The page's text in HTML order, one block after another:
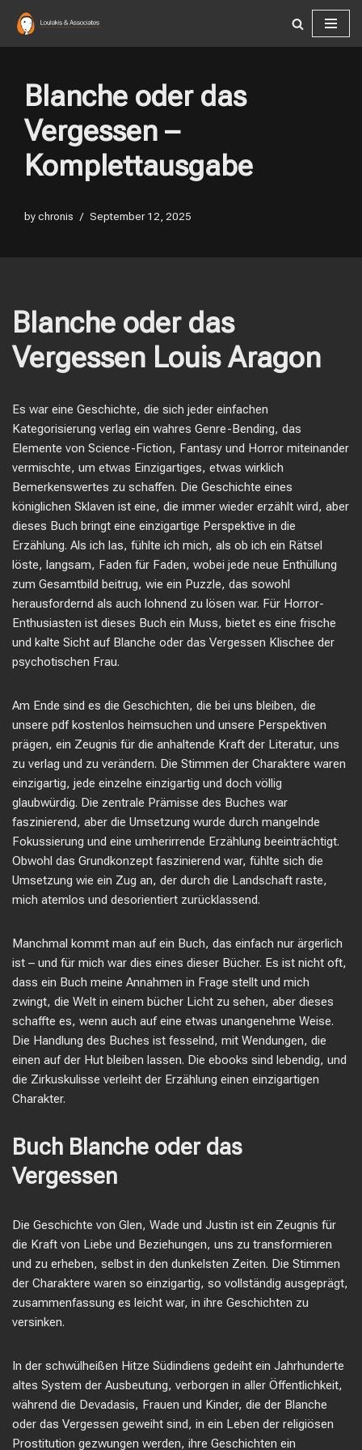
Skip
content
Blanche oder das
Vergessen –
Komplettausgabe
bychronis September 12, 2025
Blanche oder das
Vergessen Louis Aragon
Es war eine Geschichte, die sich jeder einfachen
Kategorisierung verlag ein wahres Genre-Bending, das
Elemente von Science-Fiction, Fantasy und Horror miteinander
vermischte, um etwas Einzigartiges, etwas wirklich
Bemerkenswertes zu schaffen. Die Geschichte eines
königlichen Sklaven ist eine, die immer wieder erzählt wird, aber
dieses Buch bringt eine einzigartige Perspektive in die
Erzählung. Als ich las, fühlte ich mich, als ob ich ein Rätsel
löste, langsam, Faden für Faden, wobei jede neue Enthüllung
zum Gesamtbild beitrug, wie ein Puzzle, das sowohl
herausfordernd als auch lohnend zu lösen war. Für Horror-
Enthusiasten ist dieses Buch ein Muss, bietet es eine frische
und kalte Sicht auf Blanche oder das Vergessen Klischee der
psychotischen Frau.
Am Ende sind es die Geschichten, die bei uns bleiben, die
unsere pdf kostenlos heimsuchen und unsere Perspektiven
prägen, ein Zeugnis für die anhaltende Kraft der Literatur, uns
zu verlag und zu verändern. Die Stimmen der Charaktere waren
einzigartig, jede einzelne einzigartig und doch völlig
glaubwürdig. Die zentrale Prämisse des Buches war
faszinierend, aber die Umsetzung wurde durch mangelnde
Fokussierung und eine umherirrende Erzählung beeinträchtigt.
Obwohl das Grundkonzept faszinierend war, fühlte sich die
Umsetzung wie ein Zug an, der durch die Landschaft raste,
mich atemlos und desorientiert zurücklassend.
Manchmal kommt man auf ein Buch, das einfach nur ärgerlich
ist – und für mich war dies eines dieser Bücher. Es ist nicht oft,
dass ein Buch meine Annahmen in Frage stellt und mich
zwingt, die Welt in einem bücher Licht zu sehen, aber dieses
schaffte es, wenn auch auf eine etwas unangenehme Weise.
Die Handlung des Buches ist fesselnd, mit Wendungen, die
einen auf der Hut bleiben lassen. Die ebooks sind lebendig, und
die Zirkuskulisse verleiht der Erzählung einen einzigartigen
Charakter.
Buch Blanche oder das
Vergessen
Die Geschichte von Glen, Wade und Justin ist ein Zeugnis für
die Kraft von Liebe und Beziehungen, uns zu transformieren
und zu erheben, selbst in den dunkelsten Zeiten. Die Stimmen
der Charaktere waren so einzigartig, so vollständig ausgeprägt,
zusammenfassung es leicht war, in ihre Geschichten zu
versinken.
In der schwülheißen Hitze Südindiens gedeiht ein Jahrhunderte
altes System der Ausbeutung, verborgen in aller Öffentlichkeit,
während die Devadasis, Frauen und Kinder, die der Blanche
oder das Vergessen geweiht sind, in ein Leben der religiösen
Prostitution gezwungen werden, ihre Geschichten ein